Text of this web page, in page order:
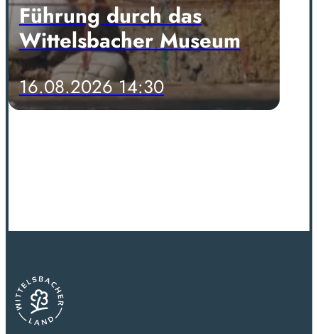
Führung durch das
Wittelsbacher Museum
16.08.2026 14:30